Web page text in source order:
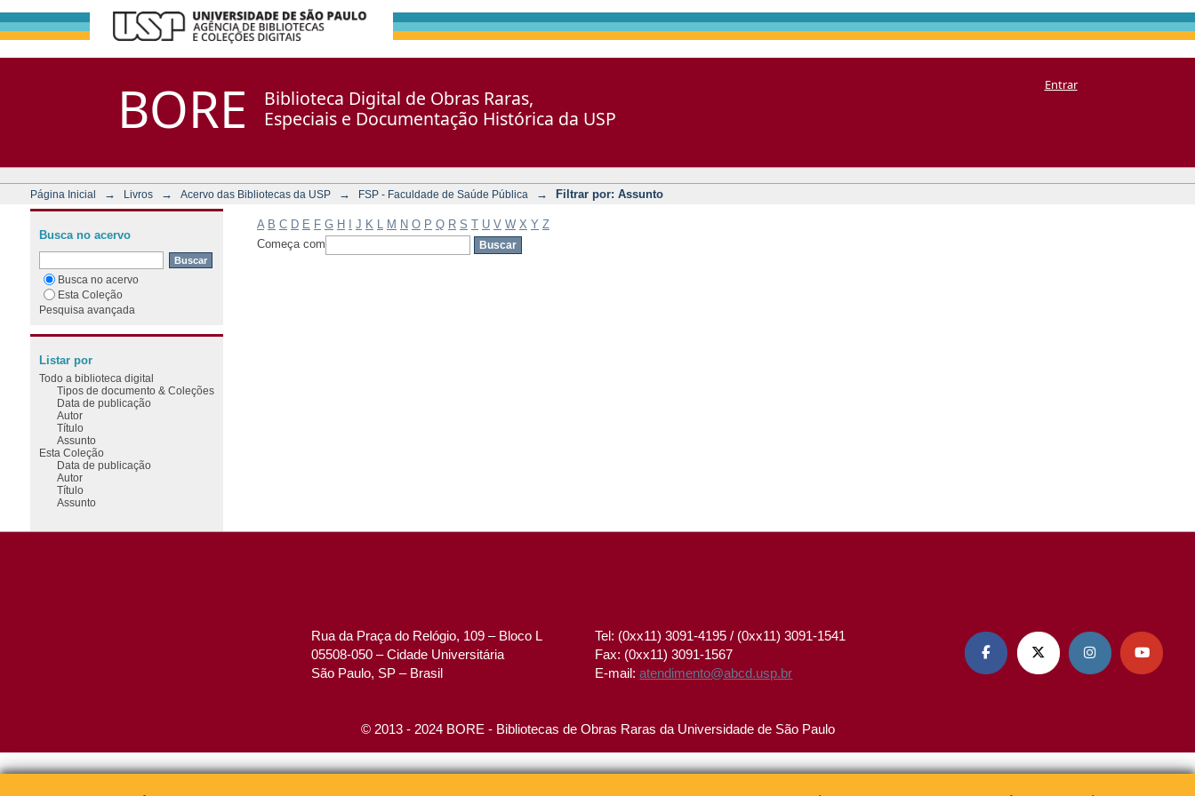
BORE
Biblioteca Digital de Obras Raras,
Especiais e Documentação Histórica da USP
Entrar
Página Inicial → Livros → Acervo das Bibliotecas da USP → FSP - Faculdade de Saúde Pública → Filtrar por: Assunto
A B C D E F G H J K M N O P Q R S T U V W X Y Z
Começa com
Busca no acervo
Busca no acervo
Esta Coleção
Pesquisa avançada
Listar por
Todo a biblioteca digital
Tipos de documento & Coleções
Data de publicação
Autor
Título
Assunto
Esta Coleção
Data de publicação
Autor
Título
Assunto
Rua da Praça do Relógio, 109 – Bloco L
05508-050 – Cidade Universitária
São Paulo, SP – Brasil
Tel: (0xx11) 3091-4195 / (0xx11) 3091-1541
Fax: (0xx11) 3091-1567
E-mail:atendimento@abcd.usp.br
   
© 2013 - 2024 BORE - Bibliotecas de Obras Raras da Universidade de São Paulo